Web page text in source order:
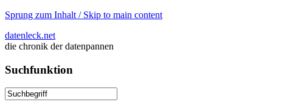
Sprung zum Inhalt / Skip to main content
datenleck.net
die chronik der datenpannen
Suchfunktion